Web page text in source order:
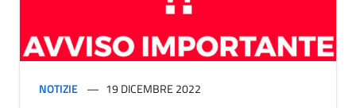
NOTIZIE 19 DICEMBRE 2022